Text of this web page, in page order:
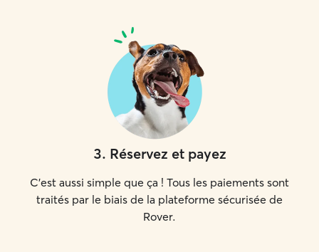
3. Réservez et payez
C'est aussi simple que ça ! Tous les paiements sont
traités par le biais de la plateforme sécurisée de
Rover.